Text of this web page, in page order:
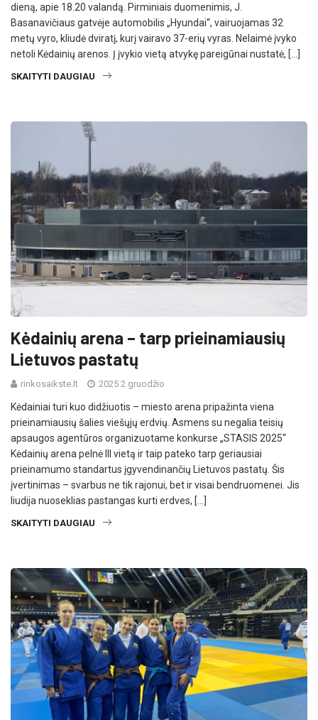
dieną, apie 18.20 valandą. Pirminiais duomenimis, J.
Basanavičiaus gatvėje automobilis „Hyundai“, vairuojamas 32
metų vyro, kliudė dviratį, kurį vairavo 37-erių vyras. Nelaimė įvyko
netoli Kėdainių arenos. Į įvykio vietą atvykę pareigūnai nustatė, […]
SKAITYTI DAUGIAU
Kėdainių arena – tarp prieinamiausių
Lietuvos pastatų
rinkosaikste.lt 2025 2 gruodžio
Kėdainiai turi kuo didžiuotis – miesto arena pripažinta viena
prieinamiausių šalies viešųjų erdvių. Asmens su negalia teisių
apsaugos agentūros organizuotame konkurse „STASIS 2025“
Kėdainių arena pelnė III vietą ir taip pateko tarp geriausiai
prieinamumo standartus įgyvendinančių Lietuvos pastatų. Šis
įvertinimas – svarbus ne tik rajonui, bet ir visai bendruomenei. Jis
liudija nuoseklias pastangas kurti erdves, […]
SKAITYTI DAUGIAU